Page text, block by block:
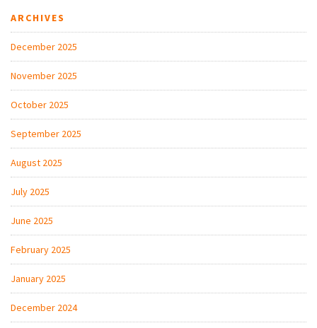
ARCHIVES
December 2025
November 2025
October 2025
September 2025
August 2025
July 2025
June 2025
February 2025
January 2025
December 2024